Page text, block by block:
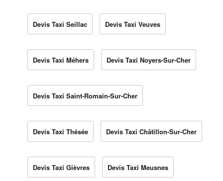
Devis Taxi Seillac Devis Taxi Veuves
Devis Taxi Méhers Devis Taxi Noyers-Sur-Cher
Devis Taxi Saint-Romain-Sur-Cher
Devis Taxi Thésée Devis Taxi Châtillon-Sur-Cher
Devis Taxi Gièvres Devis Taxi Meusnes